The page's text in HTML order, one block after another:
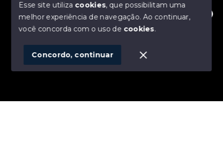
Olá! Estamos disponíveis para te ajudar.
© Copyright 2026 - ALEXANDRE LINS IMÓVEIS -
SITE PARA IMOBILIARIA
Esse site utiliza cookies, que possibilitam uma
melhor experiência de navegação.Ao continuar,
você concorda com o uso de cookies.
Concordo, continuar